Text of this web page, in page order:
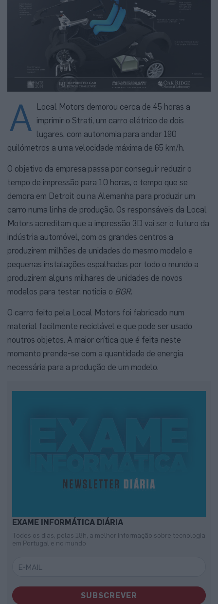
A Local Motors demorou cerca de 45 horas a
imprimir o Strati, um carro elétrico de dois
lugares, com autonomia para andar 190
quilómetros a uma velocidade máxima de 65 km/h.
O objetivo da empresa passa por conseguir reduzir o
tempo de impressão para 10 horas, o tempo que se
demora em Detroit ou na Alemanha para produzir um
carro numa linha de produção. Os responsáveis da Local
Motors acreditam que a impressão 3D vai ser o futuro da
indústria automóvel, com os grandes centros a
produzirem milhões de unidades do mesmo modelo e
pequenas instalações espalhadas por todo o mundo a
produzirem alguns milhares de unidades de novos
modelos para testar, noticia o BGR.
O carro feito pela Local Motors foi fabricado num
material facilmente reciclável e que pode ser usado
noutros objetos. A maior crítica que é feita neste
momento prende-se com a quantidade de energia
necessária para a produção de um modelo.
EXAME INFORMÁTICA DIÁRIA
Todos os dias, pelas 18h, a melhor informação sobre tecnologia
em Portugal e no mundo
SUBSCREVER